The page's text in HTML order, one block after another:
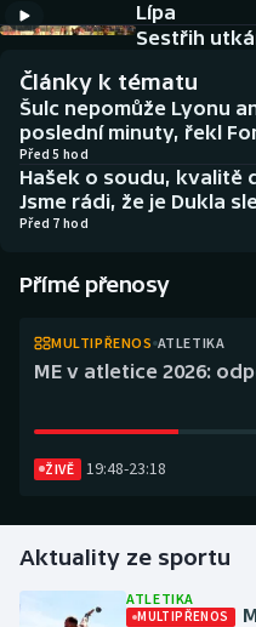
Americký fotbal
Atletika
Baseball a softbal
Basketbal
Box
Curling
Dostihy
Florbal
NEPŘEHLÉDNĚTE
Soutěže
Historické návraty
Aplikace ČT sport
Lípa
Sestřih
Články k tématu
Šulc nepomůže Lyonu
poslední minuty, řekl
Před 5 hod
Hašek o soudu, kvalitě
Jsme rádi, že je Dukla
Před 7 hod
Přímé přenosy
MULTIPŘENOS ATLETIKA
ME v atletice 2026:
ŽIVĚ 19:48-23:18
Aktuality ze sportu
ATLETIKA
MULTIPŘENOS